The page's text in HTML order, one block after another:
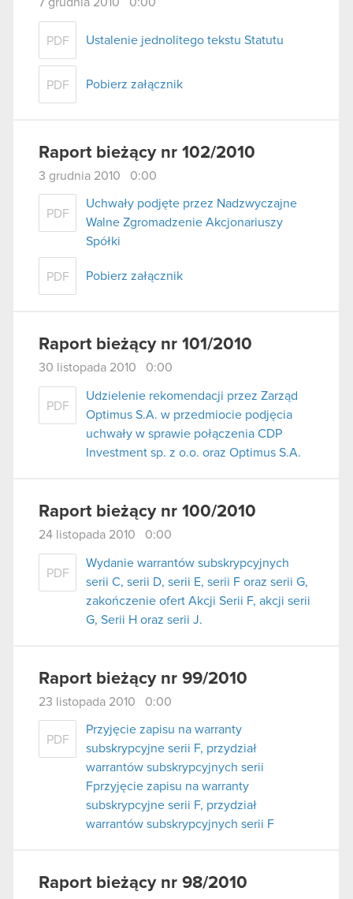
PDF Ustalenie jednolitego tekstu Statutu
PDF Pobierz załącznik
Raport bieżący nr 102/2010
3 grudnia 2010 0:00
PDF
Uchwały podjęte przez Nadzwyczajne
Walne Zgromadzenie Akcjonariuszy
Spółki
PDF Pobierz załącznik
Raport bieżący nr 101/2010
30 listopada 2010 0:00
PDF
Udzielenie rekomendacji przez Zarząd
Optimus S.A. w przedmiocie podjęcia
uchwały w sprawie połączenia CDP
Investment sp. z o.o. oraz Optimus S.A.
Raport bieżący nr 100/2010
24 listopada 2010 0:00
PDF
Wydanie warrantów subskrypcyjnych
serii C, serii D, serii E, serii F oraz serii G,
zakończenie ofert Akcji Serii F, akcji serii
G, Serii H oraz serii J.
Raport bieżący nr 99/2010
23 listopada 2010 0:00
PDF
Przyjęcie zapisu na warranty
subskrypcyjne serii F, przydział
warrantów subskrypcyjnych serii
Fprzyjęcie zapisu na warranty
subskrypcyjne serii F, przydział
warrantów subskrypcyjnych serii F
Raport bieżący nr 98/2010